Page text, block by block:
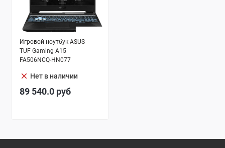
Игровой ноутбук ASUS
TUF Gaming A15
FA506NCQ-HN077
clear Нет в наличии
89 540.0 руб